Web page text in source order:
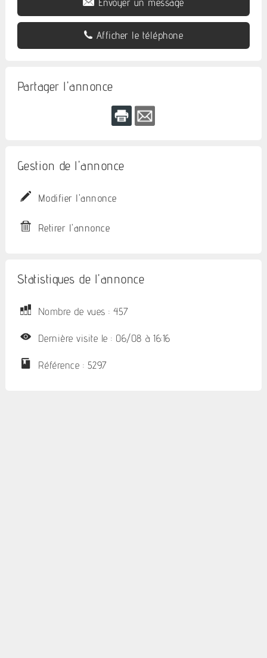
Envoyer un message
Afficher le téléphone
Partager l'annonce
Gestion de l'annonce
Modifier l'annonce
Retirer l'annonce
Statistiques de l'annonce
Nombre de vues : 457
Dernière visite le : 06/08 à 16:16
Référence : 5297